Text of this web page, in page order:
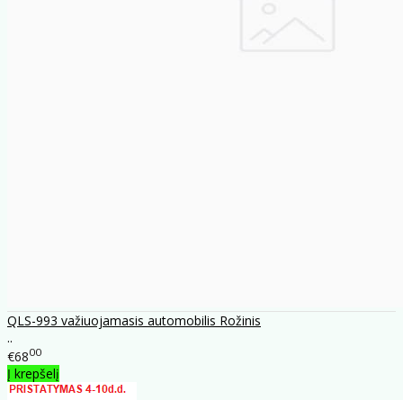
QLS-993 važiuojamasis automobilis Rožinis
..
€6800
Į krepšelį